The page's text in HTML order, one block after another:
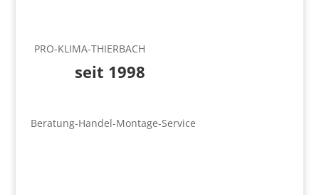
PRO-KLIMA-THIERBACH
seit 1998
Beratung-Handel-Montage-Service